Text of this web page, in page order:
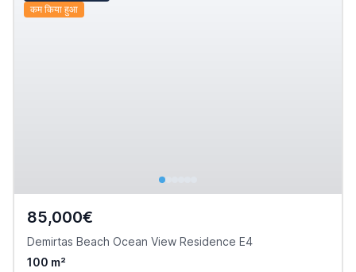
कम किया हुआ
85,000€
Demirtas Beach Ocean View Residence E4
100 m²